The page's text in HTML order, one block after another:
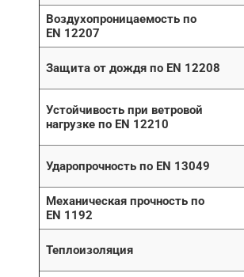
Воздухопроницаемость по
EN 12207
Защита от дождя по EN 12208
Устойчивость при ветровой
нагрузке по EN 12210
Ударопрочность по EN 13049
Механическая прочность по
EN 1192
Теплоизоляция